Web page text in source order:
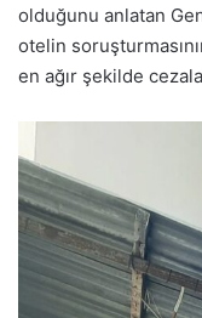
olduğunu anlatan
otelin
en ağır şekilde